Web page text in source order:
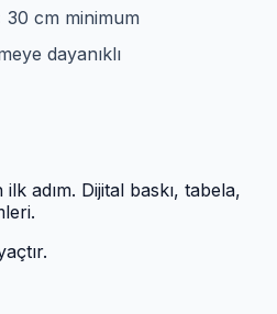
cm minimum
dayanıklı
adım. Dijital baskı, tabela,